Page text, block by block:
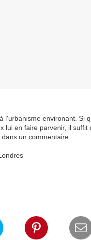
l'urbanisme environant. Si
lui en faire parvenir, il suffit
dans un commentaire.